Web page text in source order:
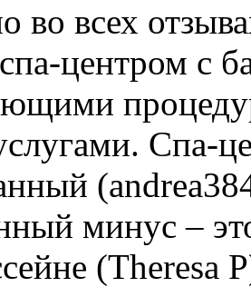
во всех
центром с
Спа-
минус –
(Theresa